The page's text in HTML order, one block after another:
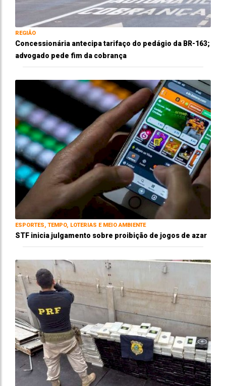
REGIÃO
Concessionária antecipa tarifaço do pedágio da BR-163;
advogado pede fim da cobrança
ESPORTES, TEMPO, LOTERIAS E MEIO AMBIENTE
STF inicia julgamento sobre proibição de jogos de azar